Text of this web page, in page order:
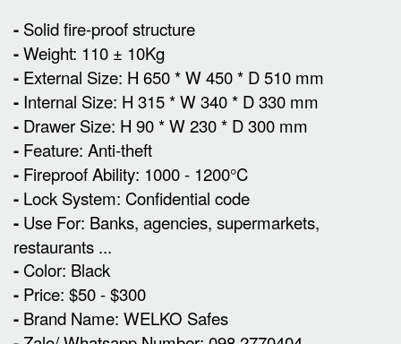
- Solid fire-proof structure
-Weight: 110 ± 10Kg
- External Size: H 650 * W 450 * D 510 mm
- Internal Size: H 315 * W 340 * D 330 mm
- Drawer Size: H 90 * W 230 * D 300 mm
- Feature: Anti-theft
- Fireproof Ability: 1000 - 1200°C
- Lock System: Confidential code
- Use For: Banks, agencies, supermarkets,
restaurants ...
- Color: Black
- Price: $50 - $300
- Brand Name: WELKO Safes